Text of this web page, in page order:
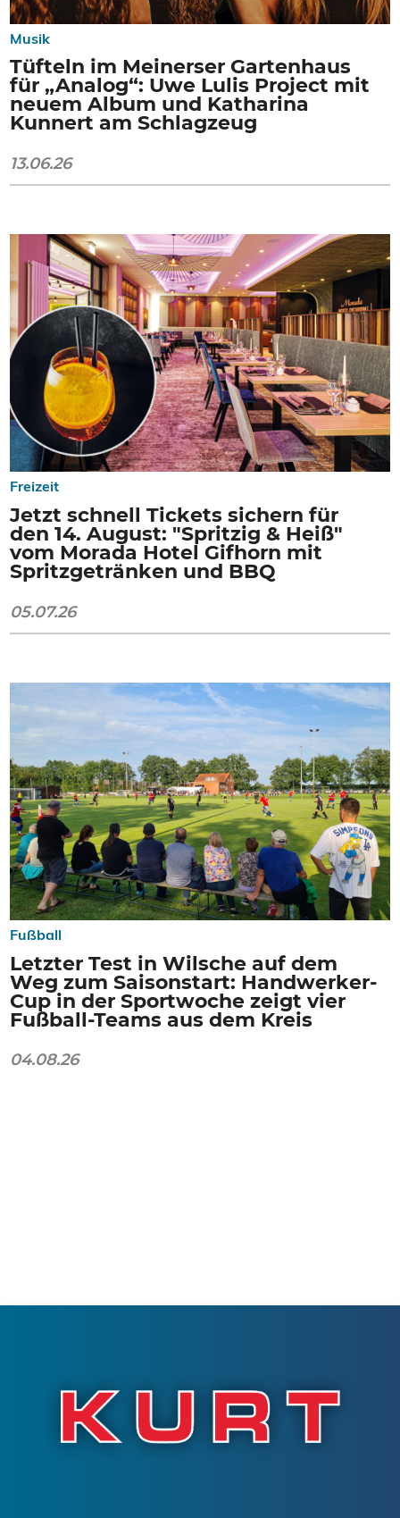
Musik
Tüfteln im Meinerser Gartenhaus
für „Analog“: Uwe Lulis Project mit
neuem Album und Katharina
Kunnert am Schlagzeug
13.06.26
Freizeit
Jetzt schnell Tickets sichern für
den 14. August: "Spritzig & Heiß"
vom Morada Hotel Gifhorn mit
Spritzgetränken und BBQ
05.07.26
Fußball
Letzter Test in Wilsche auf dem
Weg zum Saisonstart: Handwerker-
Cup in der Sportwoche zeigt vier
Fußball-Teams aus dem Kreis
04.08.26